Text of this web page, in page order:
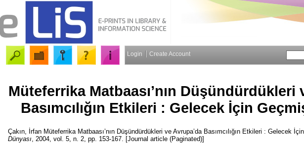
Login Create Account
Müteferrika Matbaası’nın Düşündürdükleri
Basımcılığın Etkileri : Gelecek İçin
Çakın, İrfan Müteferrika Matbaası’nın Düşündürdükleri ve Avrupa’da Basımcılığın Etkileri : Gelecek
Dünyası , 2004, vol. 5, n. 2, pp. 153-167. [Journal article (Paginated)]